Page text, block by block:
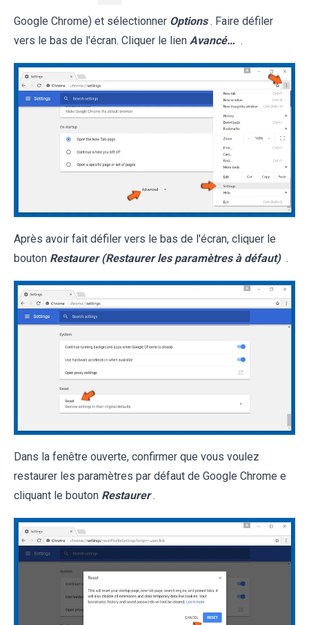
Google Chrome) et sélectionner Options . Faire défiler
vers le bas de l'écran. Cliquer le lien Avancé… .
Après avoir fait défiler vers le bas de l'écran, cliquer le
bouton Restaurer (Restaurer les paramètres à défaut) .
Dans la fenêtre ouverte, confirmer que vous voulez
restaurer les paramètres par défaut de Google Chrome e
cliquant le bouton Restaurer .